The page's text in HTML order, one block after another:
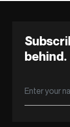
behind.